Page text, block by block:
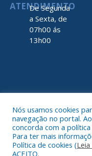
ATENDIMENTO
De Segunda
a Sexta, de
07h00 ás
13h00
Nós usamos cookies
navegação no portal.
concorda com a
Para ter mais
Política de cookies (
ACEITO.